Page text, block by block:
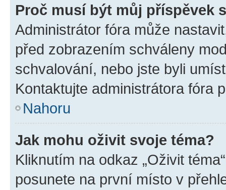
Proč musí být můj příspěvek
Administrátor fóra může
před zobrazením schváleny
schvalování, nebo jste byli
Kontaktujte administrátora fóra
Nahoru
Jak mohu oživit svoje téma?
Kliknutím na odkaz „Oživit
posunete na první místo v